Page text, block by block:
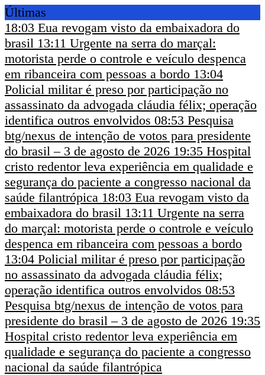
Últimas
18:03 Eua revogam visto da embaixadora do
brasil 13:11 Urgente na serra do marçal:
motorista perde o controle e veículo despenca
em ribanceira com pessoas a bordo 13:04
Policial militar é preso por participação no
assassinato da advogada cláudia félix; operação
identifica outros envolvidos 08:53 Pesquisa
btg/nexus de intenção de votos para presidente
do brasil – 3 de agosto de 2026 19:35 Hospital
cristo redentor leva experiência em qualidade e
segurança do paciente a congresso nacional da
saúde filantrópica 18:03 Eua revogam visto da
embaixadora do brasil 13:11 Urgente na serra
do marçal: motorista perde o controle e veículo
despenca em ribanceira com pessoas a bordo
13:04 Policial militar é preso por participação
no assassinato da advogada cláudia félix;
operação identifica outros envolvidos 08:53
Pesquisa btg/nexus de intenção de votos para
presidente do brasil – 3 de agosto de 2026 19:35
Hospital cristo redentor leva experiência em
qualidade e segurança do paciente a congresso
nacional da saúde filantrópica